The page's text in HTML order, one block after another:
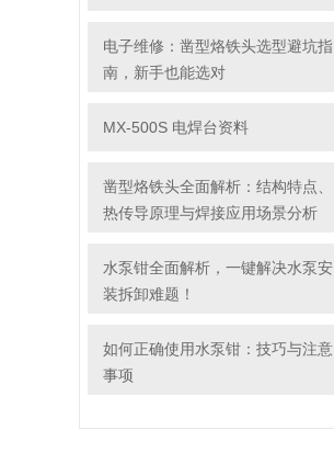
电子维修：凿型烙铁头选型避坑指
南，新手也能选对
MX-500S 电焊台资料
凿型烙铁头全面解析：结构特点、
热传导原理与焊接应用场景分析
水泵钳全面解析，一键解决水泵安
装拆卸难题！
如何正确使用水泵钳：技巧与注意
事项